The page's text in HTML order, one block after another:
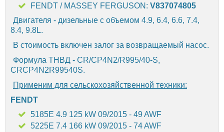
FENDT / MASSEY FERGUSON: V837074805
Двигателя - дизельные c объемом 4.9, 6.4, 6.6, 7.4,
8.4, 9.8L.
В стоимость включен залог за возвращаемый насос.
Формула ТНВД - CR/CP4N2/R995/40-S,
CRCP4N2R99540S.
Применим для сельскохозяйственной техники:
FENDT
5185E 4.9 125 kW 09/2015 - 49 AWF
5225E 7.4 166 kW 09/2015 - 74 AWF